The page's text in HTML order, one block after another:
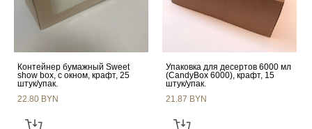
Контейнер бумажный Sweet
show box, с окном, крафт, 25
штук/упак.
22.80 BYN
Упаковка для десертов 6000 мл
(CandyBox 6000), крафт, 15
штук/упак.
21.87 BYN